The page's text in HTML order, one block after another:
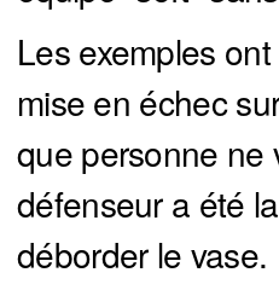
Les exemples
mise en échec
que personne ne
défenseur a été
déborder le vase.